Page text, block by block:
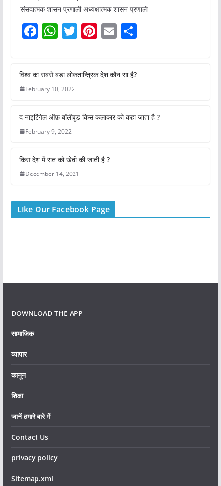
संसदात्मक शासन प्रणाली अध्यक्षात्मक शासन प्रणाली
F
e
b
o
o
W
s
A
p
p
T
er
Pi
e
E
l
S
e
विश्व का सबसे बड़ा लोकतान्त्रिक देश कौन सा है?
February 10, 2022
द नाइटिंगेल ऑफ़ बॉलीवुड किस कलाकार को कहा जाता है ?
February 9, 2022
किस देश में रात को खेती की जाती है ?
December 14, 2021
Like Our Facebook Page
DOWNLOAD THE APP
सामाजिक
व्यापार
कानून
शिक्षा
जानें हमारे बारे में
Contact Us
privacy policy
Sitemap.xml